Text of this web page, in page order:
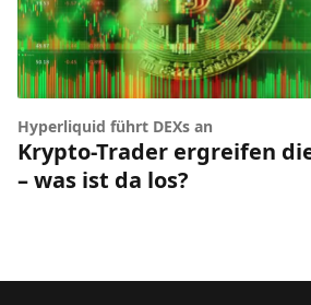
Hyperliquid führt DEXs an
Krypto-Trader ergreifen
– was ist da los?